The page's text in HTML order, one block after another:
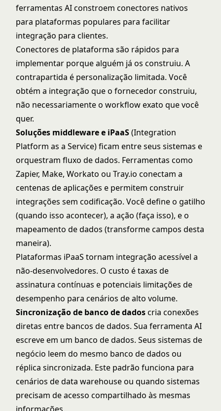
ferramentas AI constroem conectores nativos
para plataformas populares para facilitar
integração para clientes.
Conectores de plataforma são rápidos para
implementar porque alguém já os construiu. A
contrapartida é personalização limitada. Você
obtém a integração que o fornecedor construiu,
não necessariamente o workflow exato que você
quer.
Soluções middleware e iPaaS(Integration
Platform as a Service) ficam entre seus sistemas e
orquestram fluxo de dados. Ferramentas como
Zapier, Make, Workato ou Tray.io conectam a
centenas de aplicações e permitem construir
integrações sem codificação. Você define o gatilho
(quando isso acontecer), a ação (faça isso), e o
mapeamento de dados (transforme campos desta
maneira).
Plataformas iPaaS tornam integração acessível a
não-desenvolvedores. O custo é taxas de
assinatura contínuas e potenciais limitações de
desempenho para cenários de alto volume.
Sincronização de banco de dadoscria conexões
diretas entre bancos de dados. Sua ferramenta AI
escreve em um banco de dados. Seus sistemas de
negócio leem do mesmo banco de dados ou
réplica sincronizada. Este padrão funciona para
cenários de data warehouse ou quando sistemas
precisam de acesso compartilhado às mesmas